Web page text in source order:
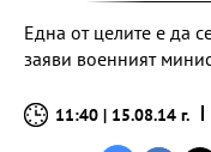
Една от целите е да
заяви военният
11:40 | 15.08.14 г.